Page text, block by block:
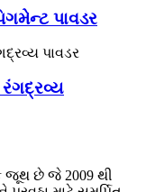
પાવડર
રંગદ્રવ્ય
છે જે 2009 થી